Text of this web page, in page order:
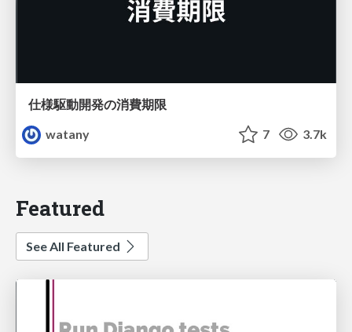
仕様駆動開発の消費期限
watany
7 3.7k
Featured
See All Featured